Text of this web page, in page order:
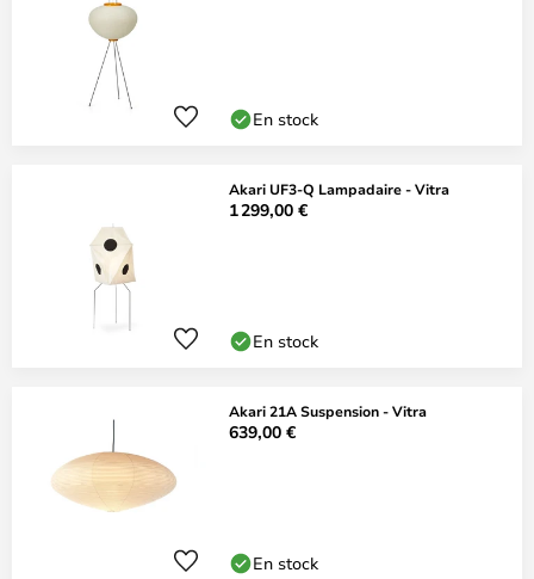
En stock
Akari UF3-Q Lampadaire - Vitra
1 299,00 €
En stock
Akari 21A Suspension - Vitra
639,00 €
En stock